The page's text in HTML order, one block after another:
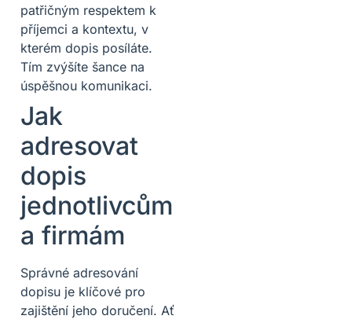
patřičným respektem k
příjemci a kontextu, v
kterém dopis posíláte.
Tím zvýšíte šance na
úspěšnou komunikaci.
Jak
adresovat
dopis
jednotlivcům
a firmám
Správné adresování
dopisu je klíčové pro
zajištění jeho doručení. Ať